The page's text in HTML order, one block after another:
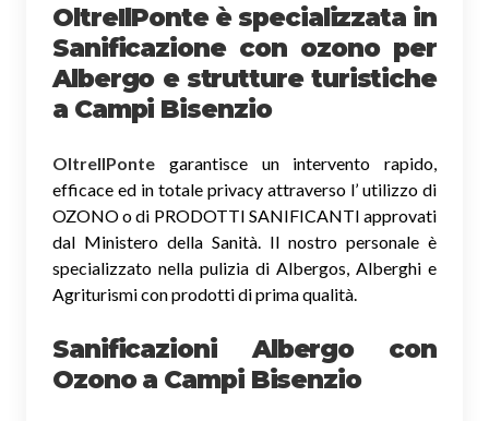
OltreIlPonte è specializzata in
Sanificazione con ozono per
Albergo e strutture turistiche
a Campi Bisenzio
OltreIlPonte garantisce un intervento rapido,
efficace ed in totale privacy attraverso l’ utilizzo di
OZONO o di PRODOTTI SANIFICANTI approvati
dal Ministero della Sanità. Il nostro personale è
specializzato nella pulizia di Albergos, Alberghi e
Agriturismi con prodotti di prima qualità.
Sanificazioni Albergo con
Ozonoa Campi Bisenzio